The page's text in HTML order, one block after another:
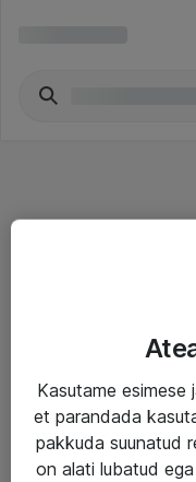
Haldusteenused
Garantii
Turva- ja
Kasutame
et parandada
pakkuda suunatud
on alati lubatud